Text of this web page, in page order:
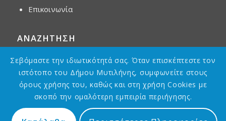
Επικοινωνία
ΑΝΑΖΗΤΗΣΗ
Σεβόμαστε την ιδιωτικότητά σας. Όταν επισκέπτεστε τον
ιστότοπο του Δήμου Μυτιλήνης, συμφωνείτε στους
όρους χρήσης του, καθώς και στη χρήση Cookies με
σκοπό την ομαλότερη εμπειρία περιήγησης.